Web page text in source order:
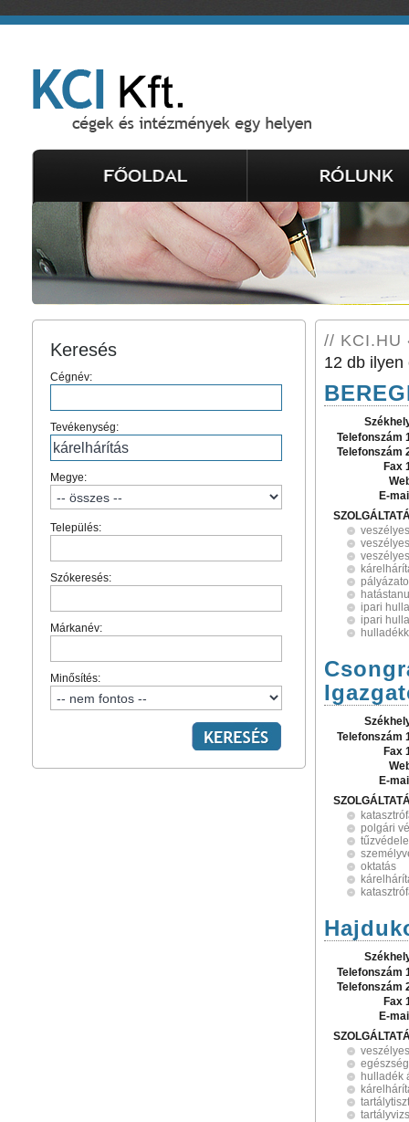
Keresés
Cégnév:
Tevékenység:
Megye:
Település:
Szókeresés:
Márkanév:
Minősítés:
// KCI.HU
12 db ilyen
Telefonszám
Telefonszám
Fax
E-
ipari
ipari
Telefonszám
Fax
E-
polgári
oktatás
Telefonszám
Telefonszám
Fax
E-
hulladék